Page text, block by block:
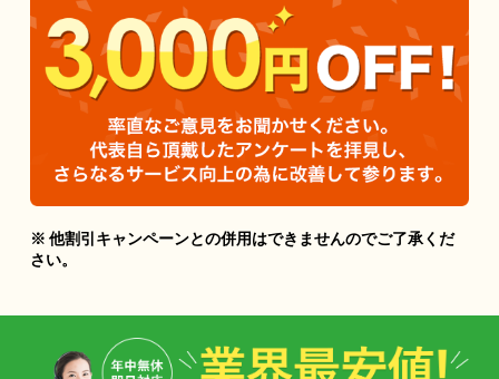
※ 他割引キャンペーンとの併用はできませんのでご了承くだ
さい。